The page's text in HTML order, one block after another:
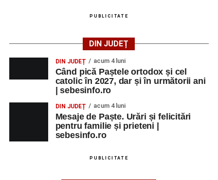
Primul concert din cadrul String Symphonic Camp
PUBLICITATE
DIN JUDEȚ
DIN JUDEȚ acum 4 luni
Când pică Paștele ortodox și cel
catolic în 2027, dar și în următorii ani
| sebesinfo.ro
DIN JUDEȚ acum 4 luni
Mesaje de Paște. Urări și felicitări
pentru familie și prieteni |
sebesinfo.ro
PUBLICITATE